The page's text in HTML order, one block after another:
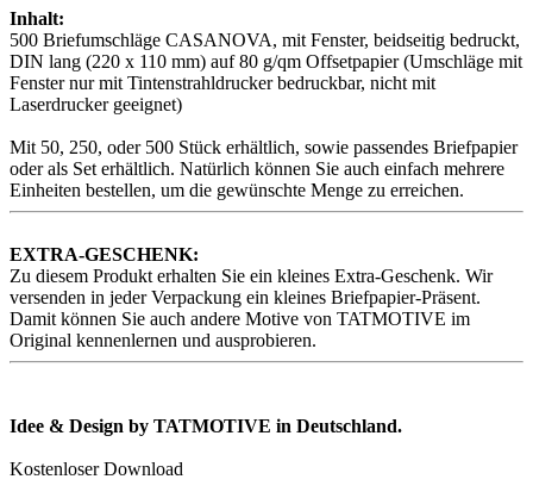
Inhalt:
500 Briefumschläge CASANOVA, mit Fenster, beidseitig bedruckt,
DIN lang (220 x 110 mm) auf 80 g/qm Offsetpapier (Umschläge mit
Fenster nur mit Tintenstrahldrucker bedruckbar, nicht mit
Laserdrucker geeignet)
Mit 50, 250, oder 500 Stück erhältlich, sowie passendes Briefpapier
oder als Set erhältlich. Natürlich können Sie auch einfach mehrere
Einheiten bestellen, um die gewünschte Menge zu erreichen.
EXTRA-GESCHENK:
Zu diesem Produkt erhalten Sie ein kleines Extra-Geschenk. Wir
versenden in jeder Verpackung ein kleines Briefpapier-Präsent.
Damit können Sie auch andere Motive von TATMOTIVE im
Original kennenlernen und ausprobieren.
Idee & Design by TATMOTIVE in Deutschland.
Kostenloser Download